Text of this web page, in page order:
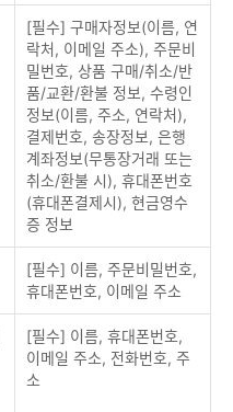
[필수] 구매자정보(이름, 연
락처, 이메일 주소), 주문비
밀번호, 상품 구매/취소/반
품/교환/환불 정보, 수령인
정보(이름, 주소, 연락처),
결제번호, 송장정보, 은행
계좌정보(무통장거래 또는
취소/환불 시), 휴대폰번호
(휴대폰결제시), 현금영수
증 정보
[필수] 이름, 주문비밀번호,
휴대폰번호, 이메일 주소
[필수] 이름, 휴대폰번호,
이메일 주소, 전화번호, 주
소